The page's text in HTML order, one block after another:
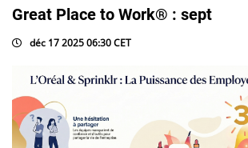
Great Place to Work® : sept
déc 17 2025 06:30 CET